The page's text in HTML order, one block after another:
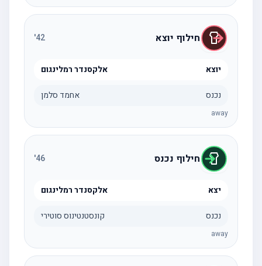
חילוף יוצא 42
'
יוצא אלקסנדר רמלינגום
נכנס אחמד סלמן
away
חילוף נכנס 46
'
יצא אלקסנדר רמלינגום
נכנס קונסטנטינוס סוטירי
away